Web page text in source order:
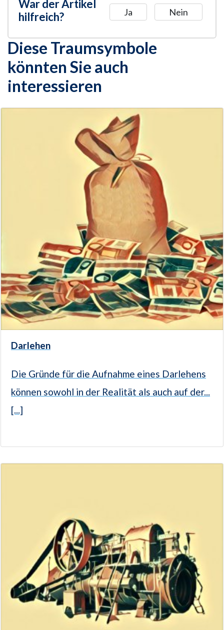
War der Artikel
hilfreich?
Ja Nein
Diese Traumsymbole
könnten Sie auch
interessieren
Darlehen
Die Gründe für die Aufnahme eines Darlehens
können sowohl in der Realität als auch auf der...
[...]